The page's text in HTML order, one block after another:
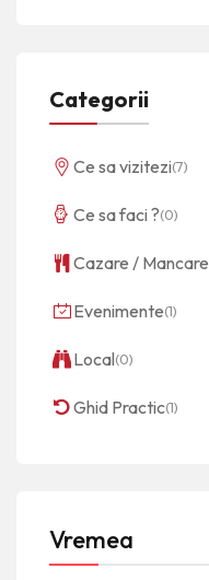
Categorii
Ce sa vizitezi(7)
Ce sa faci ?(0)
Cazare / Mancare
Evenimente(1)
Local(0)
Ghid Practic(1)
Vremea